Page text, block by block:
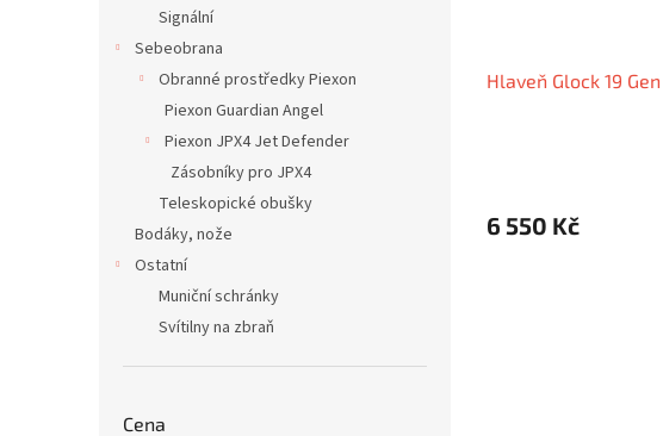
Signální
Sebeobrana
Obranné prostředky Piexon
Piexon Guardian Angel
Piexon JPX4 Jet Defender
Zásobníky pro JPX4
Teleskopické obušky
Bodáky, nože
Ostatní
Muniční schránky
Svítilny na zbraň
Cena
Hlaveň Glock 19
6 550 Kč